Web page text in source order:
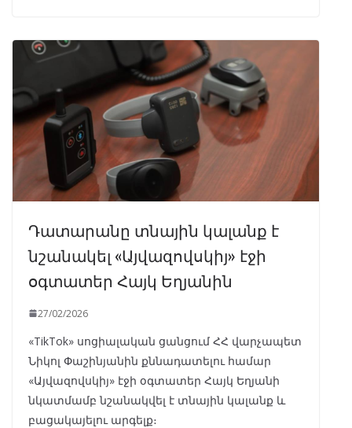
Դատարանը տնային կալանք է
նշանակել «Այվազովսկիյ» էջի
օգտատեր Հայկ Եղյանին
27/02/2026
«TikTok» սոցիալական ցանցում ՀՀ վարչապետ
Նիկոլ Փաշինյանին քննադատելու համար
«Այվազովսկիյ» էջի օգտատեր Հայկ Եղյանի
նկատմամբ նշանակվել է տնային կալանք և
բացակայելու արգելք։